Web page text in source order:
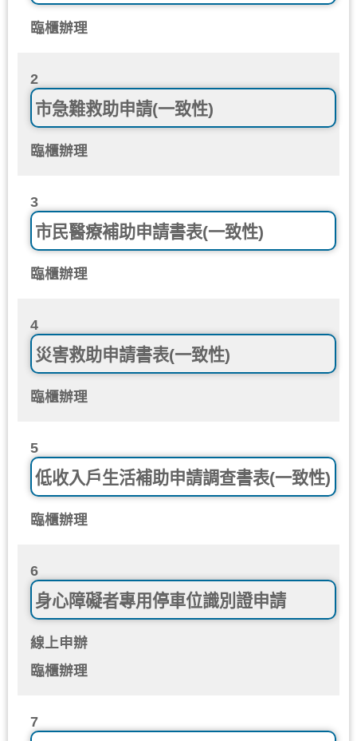
臨櫃辦理
2
市急難救助申請(一致性)
臨櫃辦理
3
市民醫療補助申請書表(一致性)
臨櫃辦理
4
災害救助申請書表(一致性)
臨櫃辦理
5
低收入戶生活補助申請調查書表(一致性)
臨櫃辦理
6
身心障礙者專用停車位識別證申請
線上申辦
臨櫃辦理
7